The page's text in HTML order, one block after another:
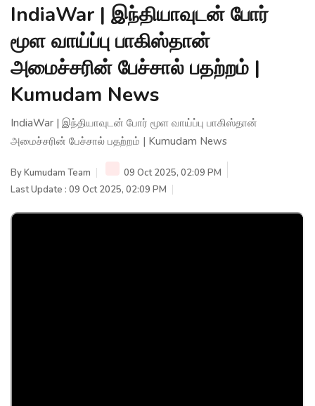
IndiaWar | இந்தியாவுடன் போர்
மூள வாய்ப்பு பாகிஸ்தான்
அமைச்சரின் பேச்சால் பதற்றம் |
Kumudam News
IndiaWar | இந்தியாவுடன் போர் மூள வாய்ப்பு பாகிஸ்தான்
அமைச்சரின் பேச்சால் பதற்றம் | Kumudam News
ByKumudam Team
09 Oct 2025, 02:09 PM
Last Update : 09 Oct 2025, 02:09 PM